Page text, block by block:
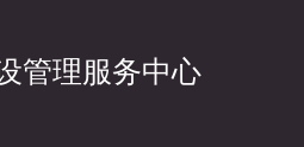
管理服务中心